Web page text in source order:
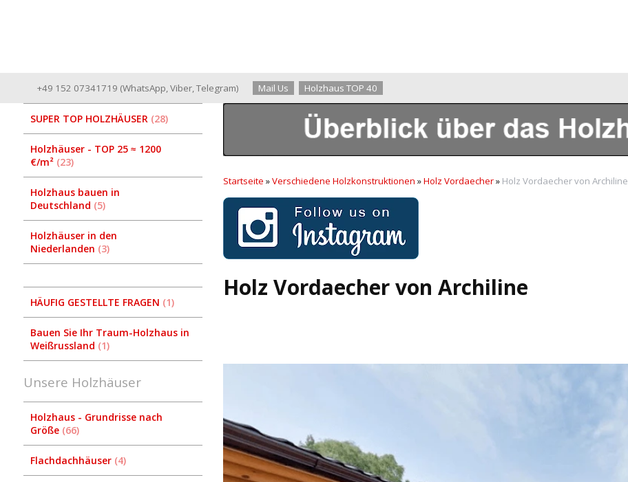
+49 152 07341719 (WhatsApp ,Viber ,Telegram) Mail Us Holzhaus TOP 40
SUPER TOP HOLZHÄUSER 28
Holzhäuser - TOP 25 ≈ 1200
€/m² 23
Holzhaus bauen in
Deutschland 5
Holzhäuser in den
Niederlanden 3
HÄUFIG GESTELLTE FRAGEN 1
Bauen Sie Ihr Traum-Holzhaus in
Weißrussland 1
Unsere Holzhäuser
Holzhaus - Grundrisse nach
Größe 66
Flachdachhäuser 4
Startseite »Verschiedene Holzkonstruktionen »Holz Vordaecher» Holz Vordaecher von Archiline
Holz Vordaecher von Archiline